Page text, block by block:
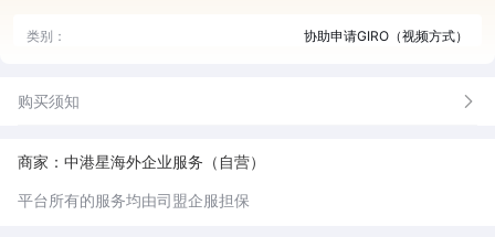
类别： 协助申请GIRO（视频方式）
购买须知
商家：中港星海外企业服务（自营）
平台所有的服务均由司盟企服担保